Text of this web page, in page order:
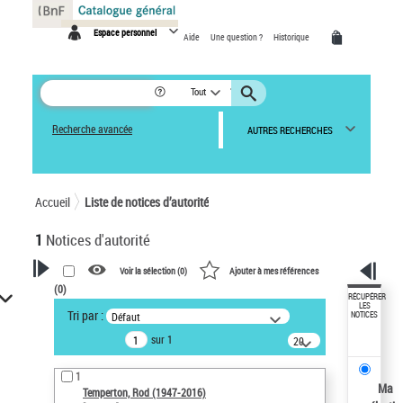
Espace personnel Aide Une question ? Historique
Tout
Recherche avancée AUTRES RECHERCHES
Accueil Liste de notices d’autorité
1 Notices d'autorité
VOTRE RECHERCHE
Recherche avancée dans les
notices d’autorité
Œuvres liées à l'auteur :
Temperton, Rod (1947-2016)
Voir la sélection (0) Ajouter à mes références
(0)
Tri par : Défaut
sur 1
20
résultats/page
1
Temperton, Rod (1947-2016)
RÉCUPÉRER
LES
NOTICES
Ma
Panneau de gestion des cookies